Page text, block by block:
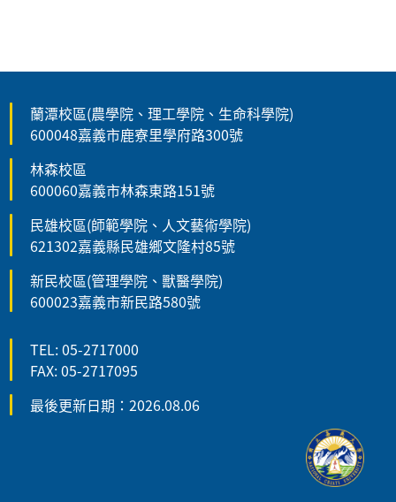
蘭潭校區(農學院、理工學院、生命科學院)
600048嘉義市鹿寮里學府路300號
林森校區
600060嘉義市林森東路151號
民雄校區(師範學院、人文藝術學院)
621302嘉義縣民雄鄉文隆村85號
新民校區(管理學院、獸醫學院)
600023嘉義市新民路580號
TEL: 05-2717000
FAX: 05-2717095
最後更新日期：2026.08.06